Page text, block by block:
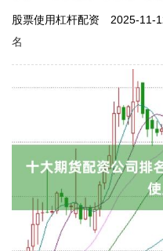
股票使用杠杆配资 2025-11-
名